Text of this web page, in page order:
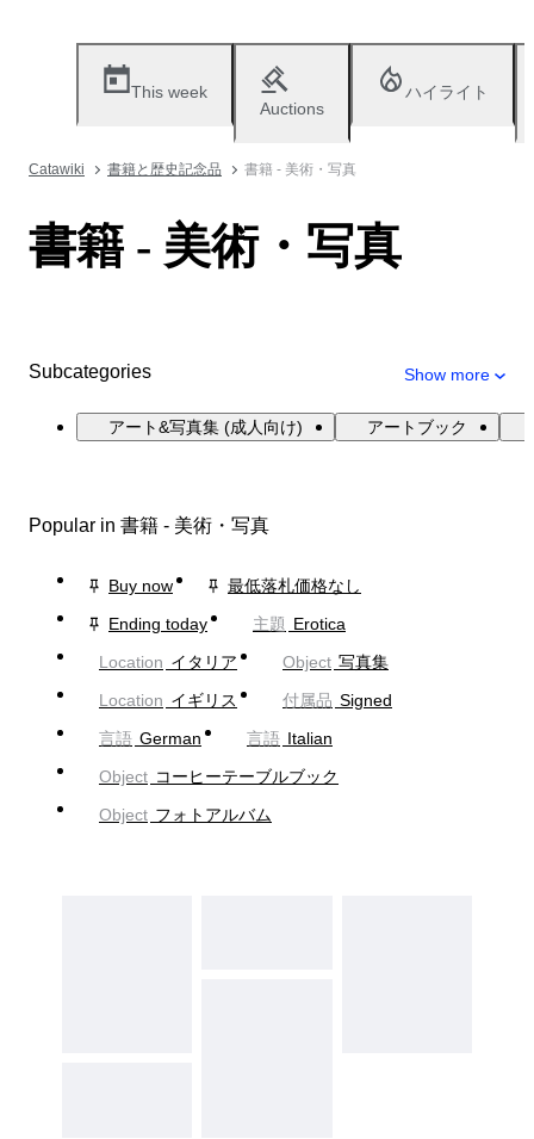
This week
Auctions
ハイライト
Catawiki 書籍と歴史記念品 書籍 - 美術・写真
書籍 - 美術・写真
Subcategories Show more
アート&写真集 (成人向け) アートブック
Popular in 書籍 - 美術・写真
Buy now
最低落札価格なし
Ending today
主題 Erotica
Location イタリア Object 写真集
Location イギリス 付属品 Signed
言語 German 言語 Italian
Object コーヒーテーブルブック
Object フォトアルバム